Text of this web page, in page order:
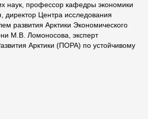
наук, профессор кафедры экономики
директор Центра исследования
развития Арктики Экономического
М.В. Ломоносова, эксперт
Арктики (ПОРА) по устойчивому